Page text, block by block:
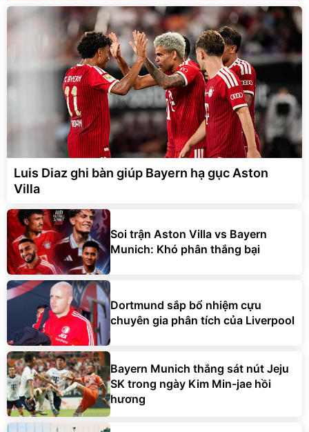
Luis Diaz ghi bàn giúp Bayern hạ gục Aston
Villa
Soi trận Aston Villa vs Bayern
Munich: Khó phân thắng bại
Dortmund sắp bổ nhiệm cựu
chuyên gia phân tích của Liverpool
Bayern Munich thắng sát nút Jeju
SK trong ngày Kim Min-jae hồi
hương